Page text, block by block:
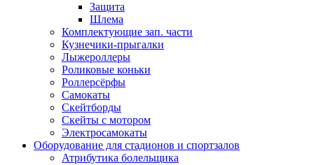
Защита
Шлема
Комплектующие зап. части
Кузнечики-прыгалки
Лыжероллеры
Роликовые коньки
Роллерсёрфы
Самокаты
Скейтборды
Скейты с мотором
Электросамокаты
Оборудование для стадионов и спортзалов
Атрибутика болельщика